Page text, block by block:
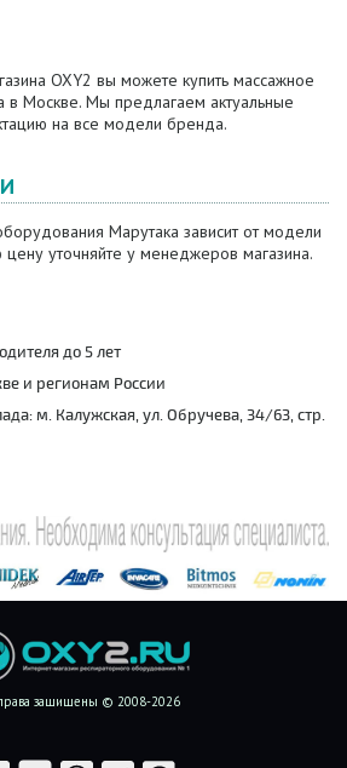
OXY2 вы можете купить массажное
в Москве. Мы предлагаем актуальные
на все модели бренда.
Марутака зависит от модели
цену уточняйте у менеджеров магазина.
до 5 лет
и регионам России
м. Калужская, ул. Обручева, 34/63, стр.
защищены © 2008-2026